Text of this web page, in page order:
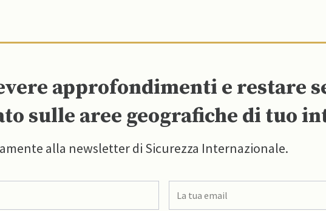
approfondimenti e restare
sulle aree geografiche di tuo
alla newsletter di Sicurezza Internazionale.